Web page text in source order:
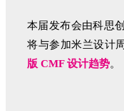
本届发布会由科思
将与参加米兰设计
版 CMF 设计趋势。